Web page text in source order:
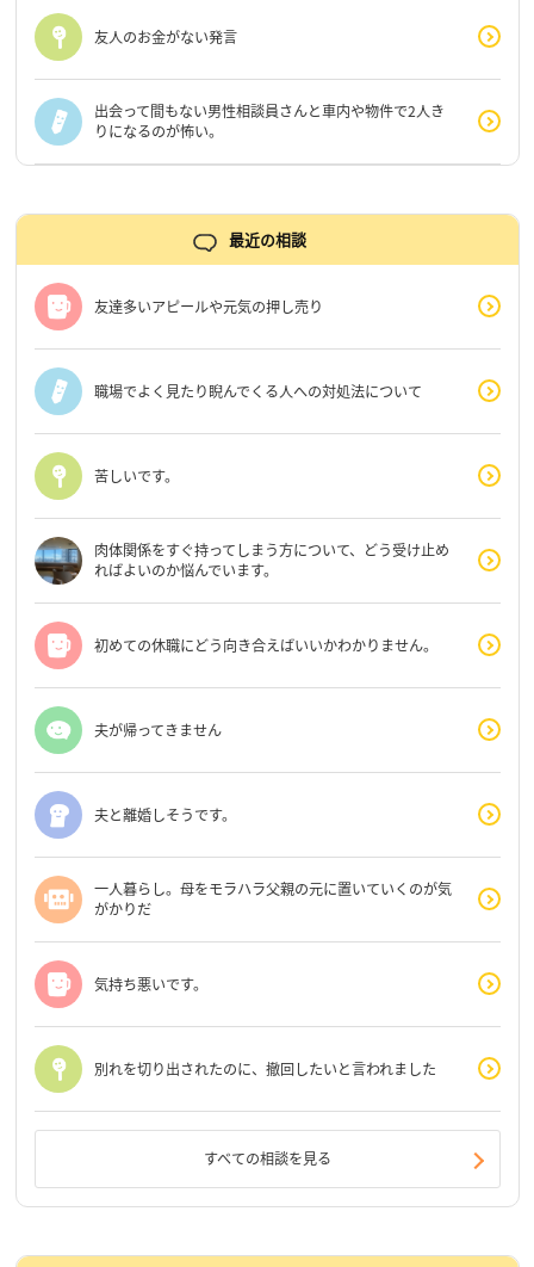
友人のお金がない発言
出会って間もない男性相談員さんと車内や物件で2人き
りになるのが怖い。
最近の相談
友達多いアピールや元気の押し売り
職場でよく見たり睨んでくる人への対処法について
苦しいです。
肉体関係をすぐ持ってしまう方について、どう受け止め
ればよいのか悩んでいます。
初めての休職にどう向き合えばいいかわかりません。
夫が帰ってきません
夫と離婚しそうです。
一人暮らし。母をモラハラ父親の元に置いていくのが気
がかりだ
気持ち悪いです。
別れを切り出されたのに、撤回したいと言われました
すべての相談を見る